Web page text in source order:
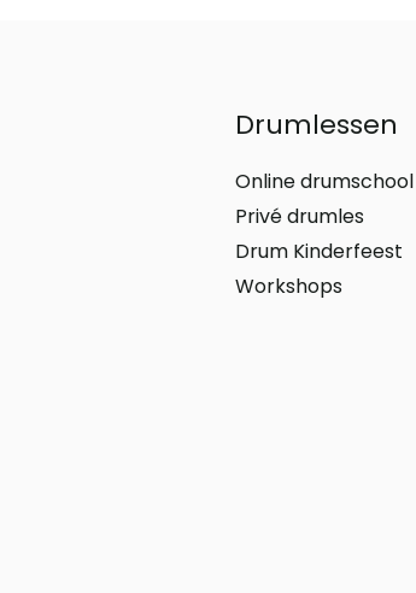
Drumlessen
Online drumschool
Privé drumles
Drum Kinderfeest
Workshops